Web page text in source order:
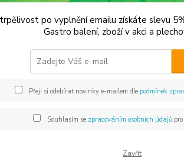
na pepř a sůl -
po vyplnění emailu získáte slevu
Gastro balení, zboží v akci a
Přeji si odebírat novinky e-mailem dle podmínek
Souhlasím se zpracováním osobních údajůpro
Zavřít